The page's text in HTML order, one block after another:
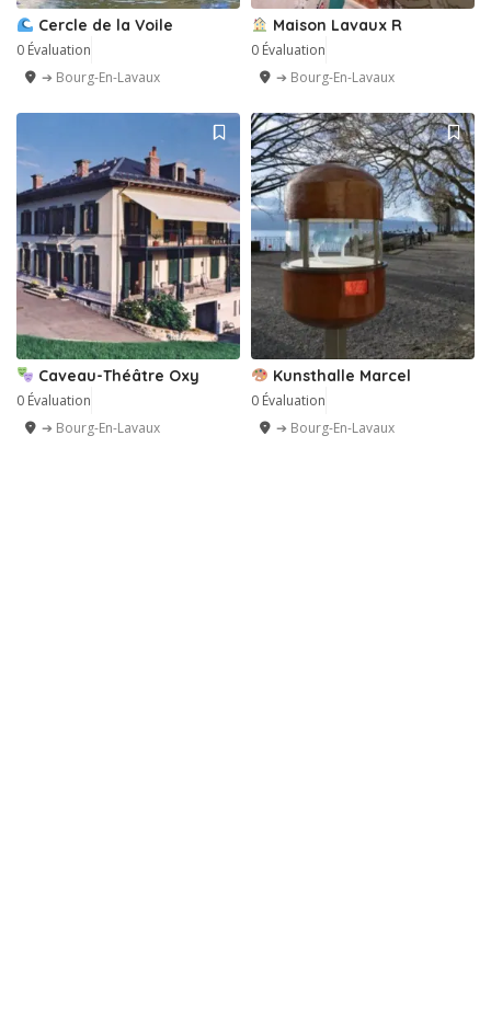
Cercle de la Voile
0 Évaluation
➔ Bourg-En-Lavaux
Maison Lavaux R
0 Évaluation
➔ Bourg-En-Lavaux
Caveau-Théâtre Oxy
0 Évaluation
➔ Bourg-En-Lavaux
Kunsthalle Marcel
0 Évaluation
➔ Bourg-En-Lavaux